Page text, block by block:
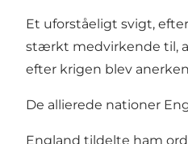
Et uforståeligt svigt,
stærkt medvirkende til,
efter krigen blev
De allierede nationer
England tildelte ham